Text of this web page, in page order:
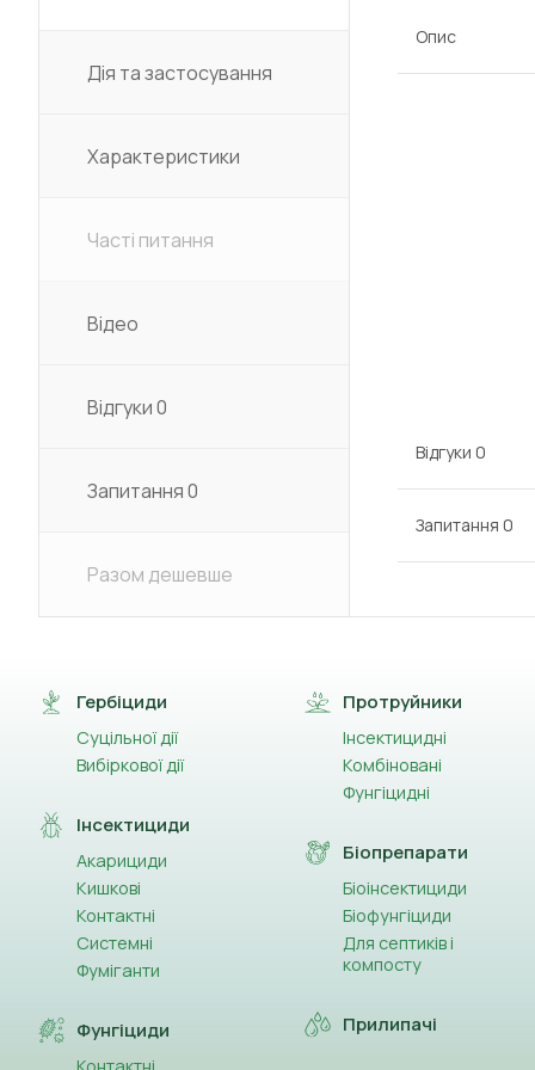
Дія та застосування
Характеристики
Часті питання
Відео
Відгуки0
Запитання0
Разом дешевше
Опис
Відгуки 0
Запитання 0
Гербіциди
Суцільної дії
Вибіркової дії
Інсектициди
Акарициди
Кишкові
Контактні
Системні
Фуміганти
Фунгіциди
Протруйники
Інсектицидні
Комбіновані
Фунгіцидні
Біопрепарати
Біоінсектициди
Біофунгіциди
Для септиків і
компосту
Прилипачі